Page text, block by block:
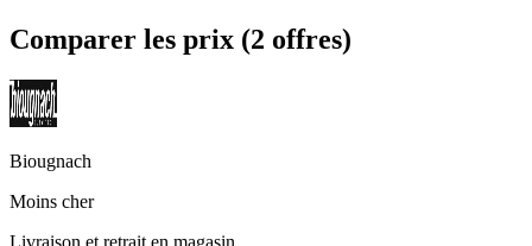
Comparer les prix (2 offres)
Biougnach
Moins cher
Livraison et retrait en magasin